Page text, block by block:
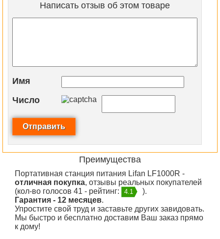
Написать отзыв об этом товаре
Имя
Число
Преимущества
Портативная станция питания Lifan LF1000R -
отличная покупка, отзывы реальных покупателей
(кол-во голосов 41 - рейтинг:
4.1
).
Гарантия - 12 месяцев.
Упростите свой труд и заставьте других завидовать.
Мы быстро и бесплатно доставим Ваш заказ прямо
к дому!